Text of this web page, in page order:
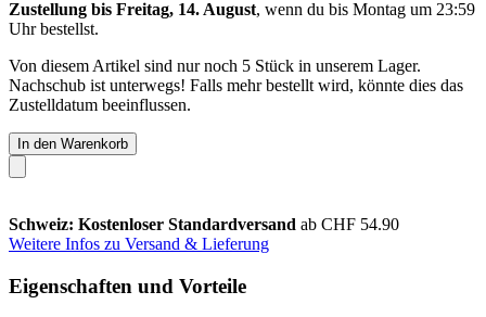
Zustellung bis Freitag, 14. August, wenn du bis Montag um 23:59
Uhrbestellst.
Von diesem Artikel sind nur noch 5 Stück in unserem Lager.
Nachschub ist unterwegs! Falls mehr bestellt wird, könnte dies das
Zustelldatum beeinflussen.
In den Warenkorb
Schweiz: Kostenloser Standardversand ab CHF 54.90
Weitere Infos zu Versand & Lieferung
Eigenschaften und Vorteile